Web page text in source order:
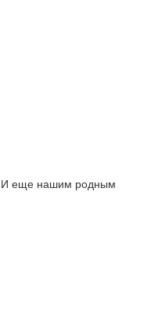
И еще нашим родным